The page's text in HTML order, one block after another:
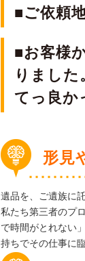
■ご依頼
■お客様
りまし
てっ良か
形見
遺品を、ご遺族に
私たち第三者のプ
で時間がとれない
持ちでその仕事に